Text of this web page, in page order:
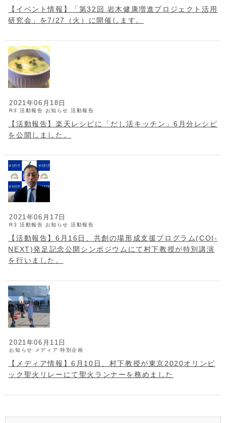
【イベント情報】「第32回 岩木健康増進プロジェクト活用
研究会」を7/27（火）に開催します。
2021年06月18日
R3 活動報告 お知らせ 活動報告
【活動報告】楽天レシピに「だし活キッチン」6月分レシピ
を公開しました。
2021年06月17日
R3 活動報告 お知らせ 活動報告
【活動報告】6月16日、共創の場形成支援プログラム(COI-
NEXT)発足記念公開シンポジウムにて村下教授が特別講演
を行いました。
2021年06月11日
お知らせ メディア 特別企画
【メディア情報】6月10日、村下教授が東京2020オリンピ
ック聖火リレーにて聖火ランナーを務めました